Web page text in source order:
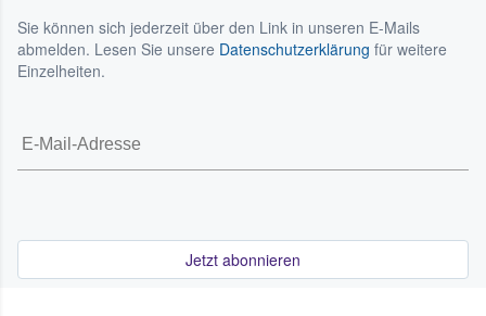
Sie können sich jederzeit über den Link in unseren E-Mails
abmelden. Lesen Sie unsere Datenschutzerklärung für weitere
Einzelheiten.
Jetzt abonnieren